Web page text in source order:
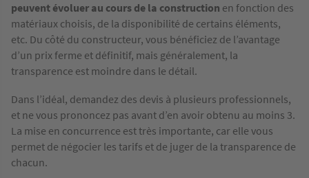
peuvent évoluer au cours de la construction en fonction des
matériaux choisis, de la disponibilité de certains éléments,
etc. Du côté du constructeur, vous bénéficiez de l’avantage
d’un prix ferme et définitif, mais généralement, la
transparence est moindre dans le détail.
Dans l’idéal, demandez des devis à plusieurs professionnels,
et ne vous prononcez pas avant d’en avoir obtenu au moins 3.
La mise en concurrence est très importante, car elle vous
permet de négocier les tarifs et de juger de la transparence de
chacun.